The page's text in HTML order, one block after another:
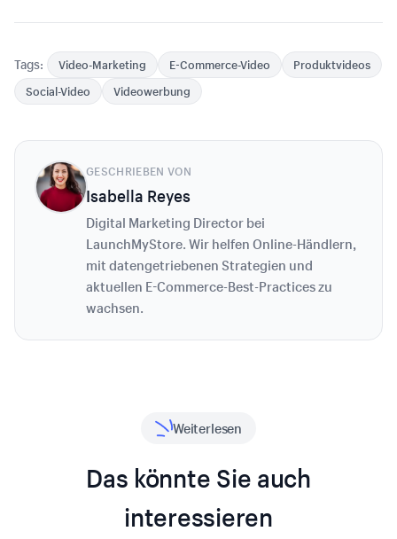
Tags: Video-Marketing E-Commerce-Video
Produktvideos
Social-Video
Videowerbung
GESCHRIEBEN VON
Isabella Reyes
Digital Marketing Director bei
LaunchMyStore. Wir helfen Online-Händlern,
mit datengetriebenen Strategien und
aktuellen E-Commerce-Best-Practices zu
wachsen.
Weiterlesen
Das könnte Sie auch
interessieren